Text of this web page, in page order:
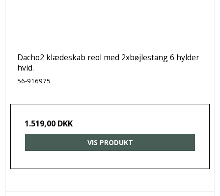
Dacho2 klædeskab reol med 2xbøjlestang 6 hylder
hvid.
56-916975
1.519,00 DKK
VIS PRODUKT